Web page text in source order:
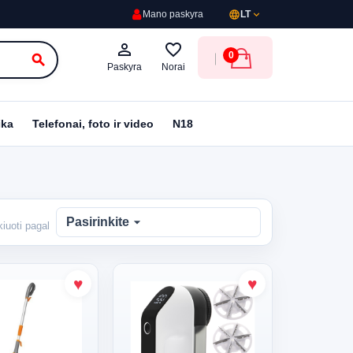
Mano paskyra language LTexpand_more
search
person_outline
Paskyra
favorite_border
Norai
0
Telefonai, foto ir video N18
pagal Pasirinkite arrow_drop_down